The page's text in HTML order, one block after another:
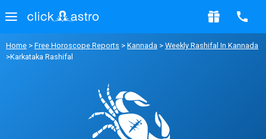
Home > Free Horoscope Reports > Kannada > Weekly Rashifal In Kannada
>Karkataka Rashifal